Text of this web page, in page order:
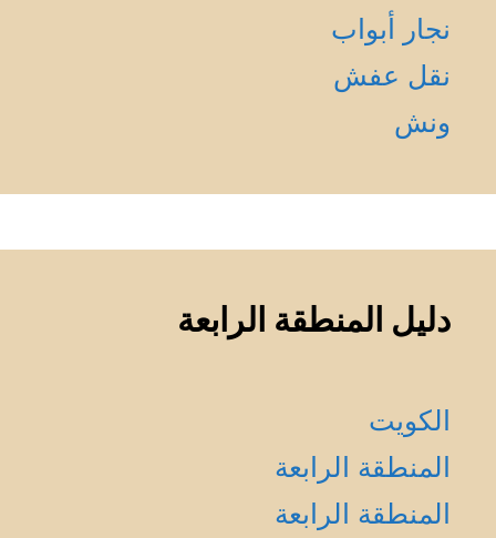
نجار أبواب
نقل عفش
ونش
دليل المنطقة الرابعة
الكويت
المنطقة الرابعة
المنطقة الرابعة